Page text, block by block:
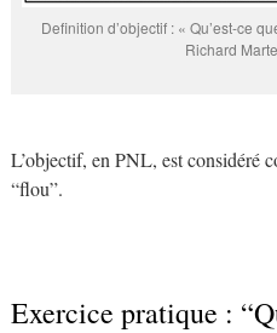
Definition d’objectif : « Qu’est-ce
Richard
L’objectif, en PNL, est considéré
“flou”.
Exercice pratique :